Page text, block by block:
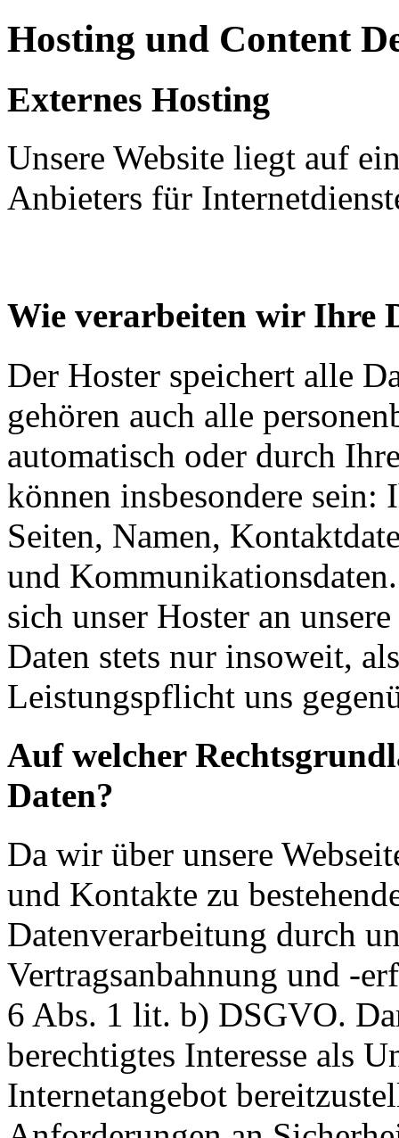
Hosting und Content
Externes Hosting
Unsere Website liegt auf
Anbieters für
Wie verarbeiten wir Ihre
Der Hoster speichert alle
gehören auch alle
automatisch oder durch
können insbesondere sein:
Seiten, Namen,
und
sich unser Hoster an
Daten stets nur insoweit,
Leistungspflicht uns
Auf welcher
Daten?
Da wir über unsere
und Kontakte zu
Datenverarbeitung durch
Vertragsanbahnung und -
6 Abs. 1 lit. b) DSGVO.
berechtigtes Interesse als
Internetangebot